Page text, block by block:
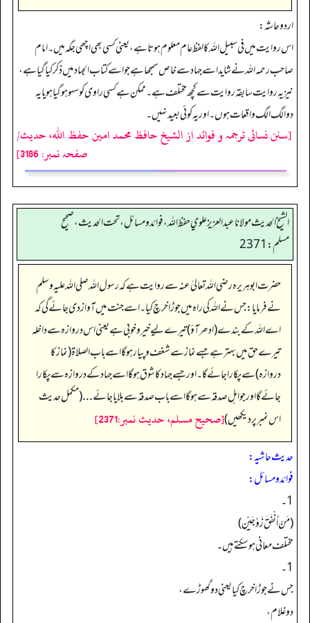
اردو حاشہ:
اس روایت میں فی سبیل اللہ کا لفظ عام معلوم ہوتا ہے، یعنی کسی بھی اچھی جگہ میں۔ امام
صاحب رحمہ اللہ نے شاید اسے جہاد سے خاص سمجھا ہے جو اسے کتاب الجہاد میں ذکر کیا گیا ہے،
نیز یہ روایت سابقہ روایت سے کچھ مختلف ہے۔ ممکن ہے کسی راوی کو سہو ہوگیا ہو یا یہ
دوالگ الگ واقعات ہوں۔ اور یہ کوئی بعید نہیں۔
[سنن نسائی ترجمہ و فوائد از الشیخ حافظ محمد امین حفظ اللہ، حدیث/
صفحہ نمبر: 3186]
الشيخ الحديث مولانا عبدالعزيز علوي حفظ الله، فوائد و مسائل، تحت الحديث ، صحيح
مسلم: 2371
حضرت ابوہریرہ رضی اللہ تعالیٰ عنہ سے روایت ہے کہ رسول اللہ صلی اللہ علیہ وسلم
نے فرمایا: جس نے اللہ کی راہ میں جوڑا خرچ کیا۔ اسے جنت میں آواز دی جائے گی کہ
اے اللہ کے بندے (ادھر آؤ) تیرے لیے خیرو خوبی ہے یعنی اس دروازہ سے داخلہ
تیرے حق میں بہتر ہے جسے نماز سے شغف و پیار ہو گا اسے باب الصلاۃ (نماز کا
دروازہ) سے پکارا جائےگا۔ اور جسے جہاد کا شوق ہوگا اسے جہاد کے دروازہ سے پکارا
جائے گا اور جو اہل صدقہ سے ہو گا اسے باب صدقہ سے بلایا جائے... (مکمل حدیث
اس نمبر پر دیکھیں)[صحيح مسلم، حديث نمبر:2371]
حدیث حاشیہ:
فوائد ومسائل:
1۔
(مَنْ أَنْفَقَ زَوْجَيْنِ)
مختلف معانی ہو سکتے ہیں۔
1۔
جس نے جوڑا خرچ کیا یعنی دو گھوڑے،
دو غلام،